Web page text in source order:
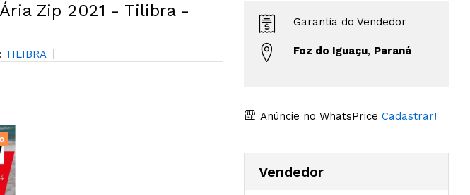
Zip 2021 - Tilibra -
TILIBRA
Garantia do Vendedor
Foz do Iguaçu, Paraná
Anúncie no WhatsPrice Cadastrar!
Vendedor